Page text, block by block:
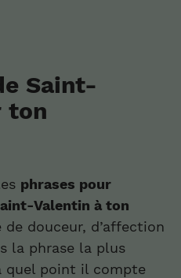
Saint-
ton
phrases pour
Valentin à ton
douceur, d’affection
la phrase la plus
quel point il compte